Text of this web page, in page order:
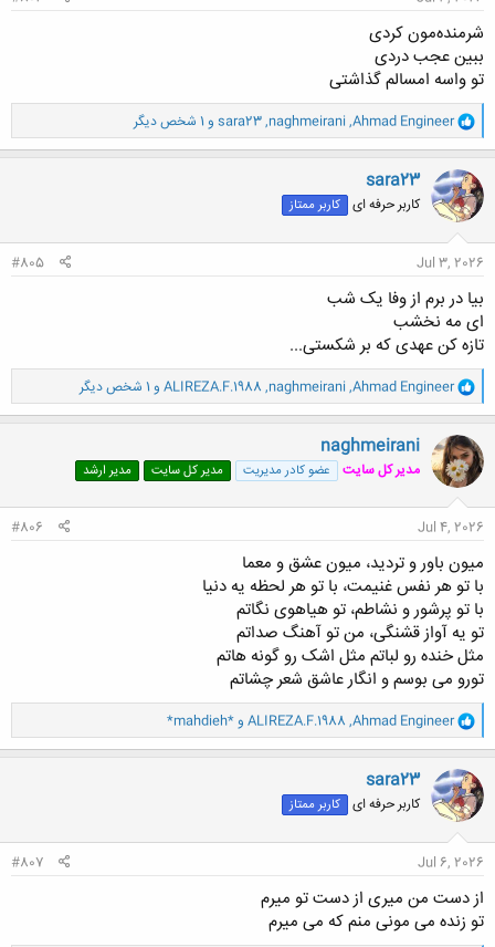
شرمنده‌مون کردی
ببین عجب دردی
تو واسه امسالم گذاشتی
و
ا
ک
ن
ش
ه
ا
Ahmad Engineer
,
naghmeirani
,
sara23 و 1 شخص دیگر
sara23
کاربر حرفه ای کاربر ممتاز
Jul 3, 2026
#805
بیا در برم از وفا یک شب
ای مه نخشب
تازه کن عهدی که بر شکستی...
و
ا
ک
ن
ش
ه
ا
Ahmad Engineer
,
naghmeirani
,
ALIREZA.F.1988 و 1 شخص دیگر
naghmeirani
مدیر کل سایت عضو کادر مدیریت مدیر کل سایت مدیر ارشد
Jul 4, 2026
#806
میون باور و تردید، میون عشق و معما
با تو هر نفس غنیمت، با تو هر لحظه یه دنیا
با تو پرشور و نشاطم، تو هیاهوی نگاتم
تو یه آواز قشنگی، من تو آهنگ صداتم
مثل خنده رو لباتم مثل اشک رو گونه هاتم
تورو می بوسم و انگار عاشق شعر چشاتم
و
ا
ک
ن
ش
ه
ا
Ahmad Engineer
,
ALIREZA.F.1988 و*mahdieh*
sara23
کاربر حرفه ای کاربر ممتاز
Jul 6, 2026
#807
از دست من میری از دست تو میرم
تو زنده می مونی منم که می میرم